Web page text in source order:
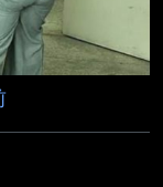
聚醯亞胺3種不
達70%至 9